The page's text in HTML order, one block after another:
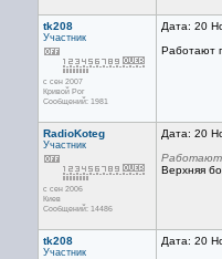
tk208
Участник
с сен 2007
Кривой Рог
Сообщений: 1981
Дата: 20
Работают
RadioKoteg
Участник
с сен 2006
Киев
Сообщений: 14486
Дата: 20
Работают
Верхняя
tk208
Участник
Дата: 20